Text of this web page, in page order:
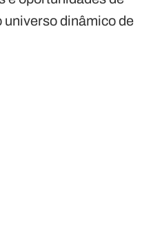
universo dinâmico de